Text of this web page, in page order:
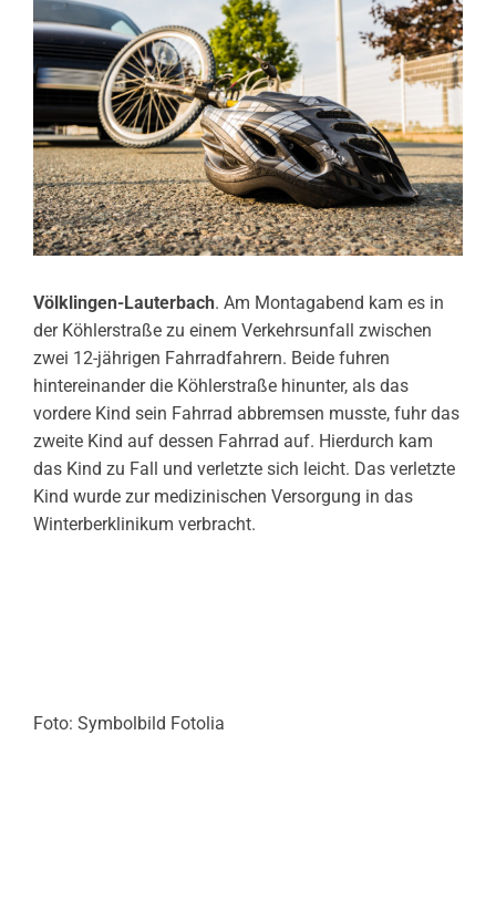
Völklingen-Lauterbach. Am Montagabend kam es in
der Köhlerstraße zu einem Verkehrsunfall zwischen
zwei 12-jährigen Fahrradfahrern. Beide fuhren
hintereinander die Köhlerstraße hinunter, als das
vordere Kind sein Fahrrad abbremsen musste, fuhr das
zweite Kind auf dessen Fahrrad auf. Hierdurch kam
das Kind zu Fall und verletzte sich leicht. Das verletzte
Kind wurde zur medizinischen Versorgung in das
Winterberklinikum verbracht.
Foto: Symbolbild Fotolia